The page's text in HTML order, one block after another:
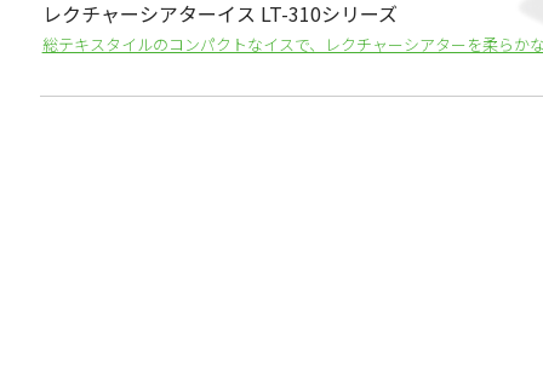
レクチャーシアターイス LT-310シリーズ
総テキスタイルのコンパクトなイスで、レクチャーシアターを柔らか